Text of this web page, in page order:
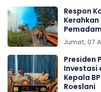
Respon
Jumat, 07
Presiden
Investasi
Kepala
Roeslani